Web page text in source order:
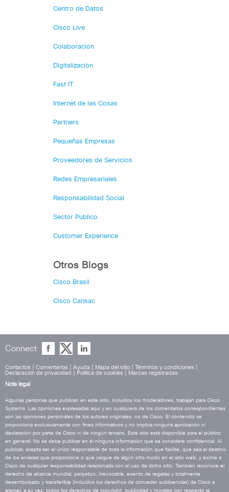
Centro de Datos
Cisco Live
Colaboración
Digitalización
Fast IT
Internet de las Cosas
Partners
Pequeñas Empresas
Proveedores de Servicios
Redes Empresariales
Responsabilidad Social
Sector Público
Customer Experience
Otros Blogs
Cisco Brasil
Cisco Cansac
Connect
Contactos Comentarios Ayuda Mapa del sitio Términos y condiciones
Declaración de privacidad
Política de cookies
Marcas registradas
Nota legal
Algunas personas que publican en este sitio, incluidos los moderadores, trabajan para Cisco
Systems. Las opiniones expresadas aquí y en cualquiera de los comentarios correspondientes
son las opiniones personales de los autores originales, no de Cisco. El contenido se
proporciona exclusivamente con fines informativos y no implica ninguna aprobación ni
declaración por parte de Cisco ni de ningún tercero. Este sitio está disponible para el público
en general. No se debe publicar en él ninguna información que se considere confidencial. Al
publicar, acepta ser el único responsable de toda la información que facilite, que sea el destino
de los enlaces que proporcione o que cargue de algún otro modo en el sitio web, y exime a
Cisco de cualquier responsabilidad relacionada con el uso de dicho sitio. También reconoce el
derecho de alcance mundial, perpetuo, irrevocable, exento de regalías y totalmente
desembolsado y transferible (incluidos los derechos de conceder sublicencias) de Cisco a
ejercer, a su vez, todos los derechos de copyright, publicidad y morales con respecto al